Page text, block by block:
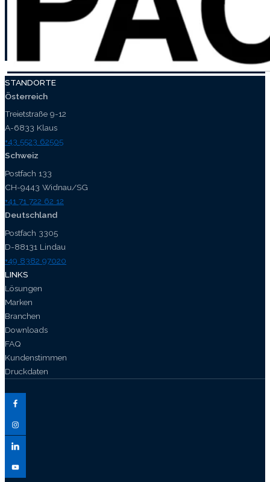
STANDORTE
Österreich
Treietstraße 9-12
A-6833 Klaus
+43 5523 62505
Schweiz
Postfach 133
CH-9443 Widnau/SG
+41 71 722 62 12
Deutschland
Postfach 3305
D-88131 Lindau
+49 8382 97020
LINKS
Lösungen
Marken
Branchen
Downloads
FAQ
Kundenstimmen
Druckdaten